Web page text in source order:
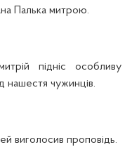
Палька митрою.
підніс особливу
нашестя чужинців.
виголосив проповідь.